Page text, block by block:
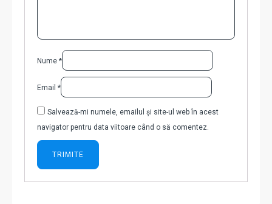
Nume *
Email *
Salvează-mi numele, emailul și site-ul web în acest
navigator pentru data viitoare când o să comentez.